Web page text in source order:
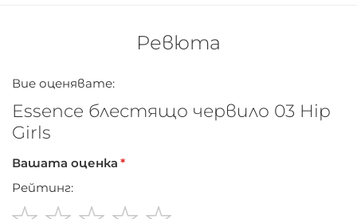
Ревюта
Вие оценявате:
Essence блестящо червило 03 Hip
Girls
Вашата оценка
Рейтинг: